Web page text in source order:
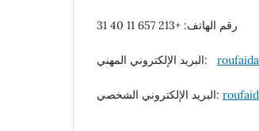
البريد الإلكتروني المهني:
البريد الإلكتروني الشخصي: